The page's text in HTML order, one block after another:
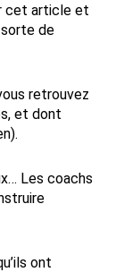
cet article et
de
retrouvez
et dont
Les coachs
ont